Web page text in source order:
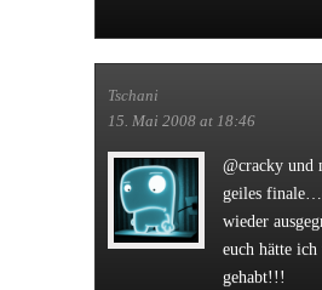
Tschani
15. Mai 2008 at 18:46
@cracky und
geiles
wieder
euch hätte ich
gehabt!!!